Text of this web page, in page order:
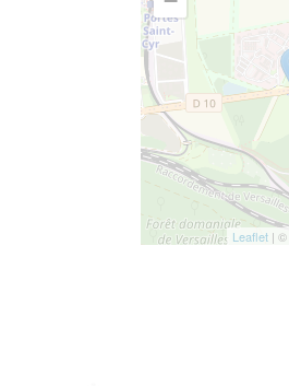
Leaflet | ©